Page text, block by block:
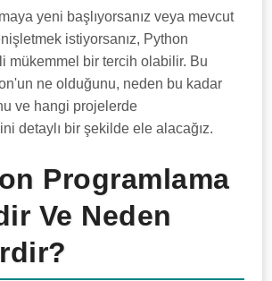
yeni başlıyorsanız veya mevcut
istiyorsanız, Python
mükemmel bir tercih olabilir. Bu
ne olduğunu, neden bu kadar
ve hangi projelerde
detaylı bir şekilde ele alacağız.
Programlama
Ve Neden